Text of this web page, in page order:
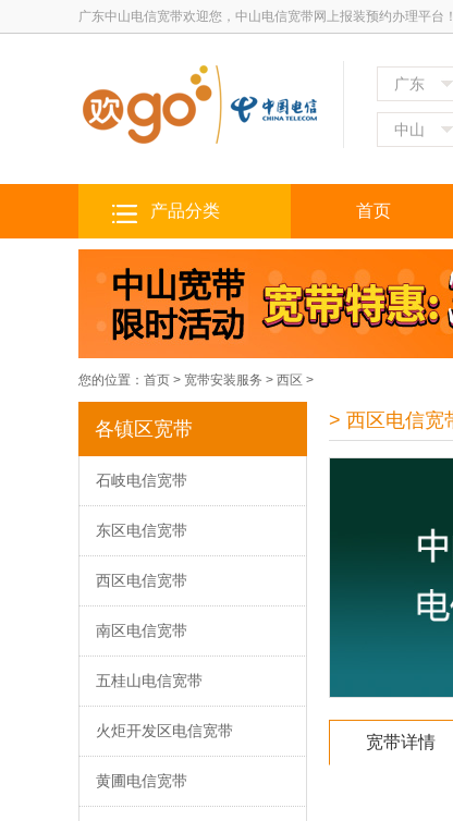
广东中山电信宽带欢迎您，中山电信宽带网上报装预约办理平台！
广东
中山
产品分类 首页
您的位置： 首页 > 宽带安装服务 > 西区 >
各镇区宽带
石岐电信宽带
东区电信宽带
西区电信宽带
南区电信宽带
五桂山电信宽带
火炬开发区电信宽带
黄圃电信宽带
> 西区电信宽
宽带详情